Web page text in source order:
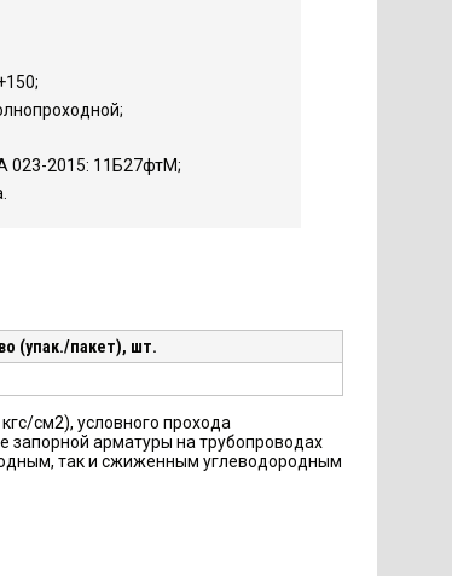
023-2015: 11Б27фтМ;
(упак./пакет), шт.
см2), условного прохода
запорной арматуры на трубопроводах
так и сжиженным углеводородным